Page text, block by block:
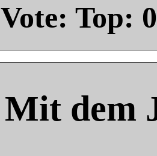
Vote: Top: 0
Mit dem